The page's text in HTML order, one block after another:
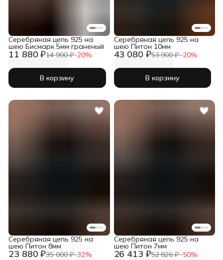
11 880 ₽14 900 ₽−20%
Серебряная цепь 925 на
шею Бисмарк 5мм граненый
В корзину
43 080 ₽53 900 ₽−20%
Серебряная цепь 925 на
шею Питон 10мм
В корзину
23 880 ₽35 000 ₽−32%
Серебряная цепь 925 на
шею Питон 8мм
26 413 ₽52 826 ₽−50%
Серебряная цепь 925 на
шею Питон 7мм